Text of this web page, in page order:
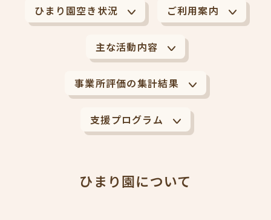
ひまり園空き状況 ご利用案内
主な活動内容
事業所評価の集計結果
支援プログラム
ひまり園について